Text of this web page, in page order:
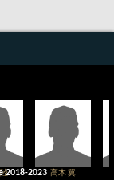
高木 翼
2018-2023